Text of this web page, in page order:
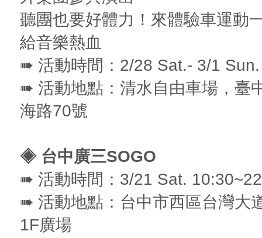
聽團也要好體力！來體驗車運動
給音樂熱血
➠ 活動時間：2/28 Sat.- 3/1
➠ 活動地點：清水自由車場，臺
海路70號
◈ 台中廣三SOGO
➠ 活動時間：3/21 Sat.
➠ 活動地點：台中市西區台灣大
1F廣場